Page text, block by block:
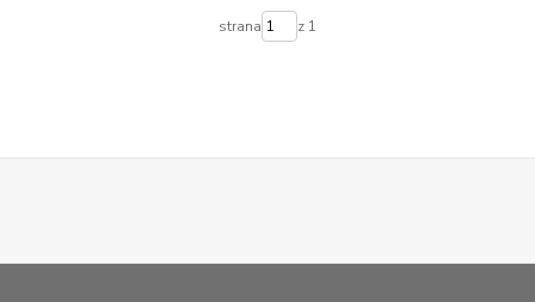
strana z 1